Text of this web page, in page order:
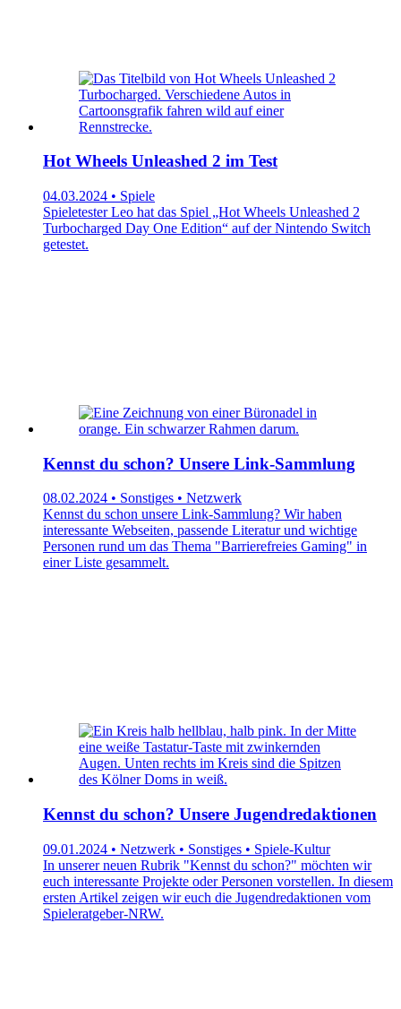
Hot Wheels Unleashed 2 im Test
04.03.2024 • Spiele
Spieletester Leo hat das Spiel „Hot Wheels Unleashed 2
Turbocharged Day One Edition“ auf der Nintendo Switch
getestet.
Kennst du schon? Unsere Link-Sammlung
08.02.2024 • Sonstiges • Netzwerk
Kennst du schon unsere Link-Sammlung? Wir haben
interessante Webseiten, passende Literatur und wichtige
Personen rund um das Thema "Barrierefreies Gaming" in
einer Liste gesammelt.
Kennst du schon? Unsere Jugendredaktionen
09.01.2024 • Netzwerk • Sonstiges • Spiele-Kultur
In unserer neuen Rubrik "Kennst du schon?" möchten wir
euch interessante Projekte oder Personen vorstellen. In diesem
ersten Artikel zeigen wir euch die Jugendredaktionen vom
Spieleratgeber-NRW.